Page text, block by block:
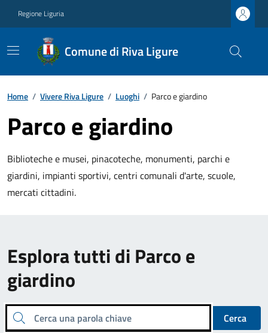
Regione Liguria
Comune di Riva Ligure
Home / Vivere Riva Ligure / Luoghi / Parco e giardino
Parco e giardino
Biblioteche e musei, pinacoteche, monumenti, parchi e
giardini, impianti sportivi, centri comunali d'arte, scuole,
mercati cittadini.
Esplora tutti di Parco e
giardino
Cerca una parola chiave
Cerca